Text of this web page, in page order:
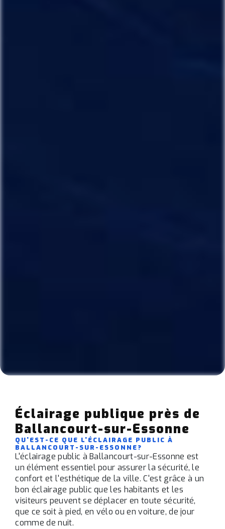
Éclairage publique près de
Ballancourt-sur-Essonne
QU'EST-CE QUE L'ÉCLAIRAGE PUBLIC À
BALLANCOURT-SUR-ESSONNE?
L'éclairage public à Ballancourt-sur-Essonne est
un élément essentiel pour assurer la sécurité, le
confort et l'esthétique de la ville. C'est grâce à un
bon éclairage public que les habitants et les
visiteurs peuvent se déplacer en toute sécurité,
que ce soit à pied, en vélo ou en voiture, de jour
comme de nuit.